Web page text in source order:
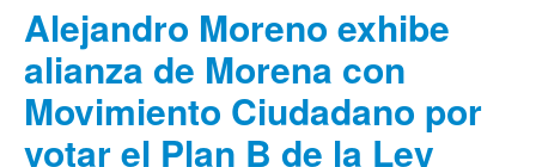
Alejandro Moreno exhibe
alianza de Morena con
Movimiento Ciudadano por
votar el Plan B de la Ley